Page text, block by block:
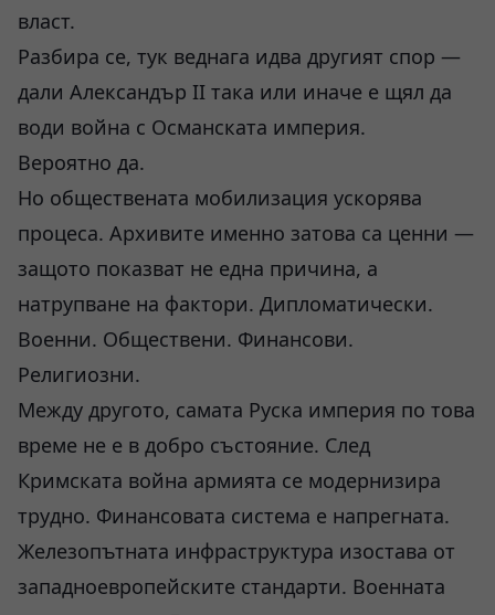
власт.
Разбира се, тук веднага идва другият спор —
дали Александър II така или иначе е щял да
води война с Османската империя.
Вероятно да.
Но обществената мобилизация ускорява
процеса. Архивите именно затова са ценни —
защото показват не една причина, а
натрупване на фактори. Дипломатически.
Военни. Обществени. Финансови.
Религиозни.
Между другото, самата Руска империя по това
време не е в добро състояние. След
Кримската война армията се модернизира
трудно. Финансовата система е напрегната.
Железопътната инфраструктура изостава от
западноевропейските стандарти. Военната